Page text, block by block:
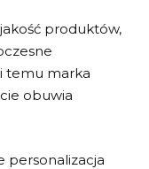
produktów,
temu marka
obuwia
personalizacja